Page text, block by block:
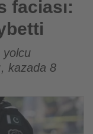
faciası:
yolcu
kazada 8